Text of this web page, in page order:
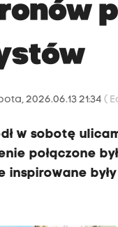
2026.06.13 21:34(
w sobotę
połączone